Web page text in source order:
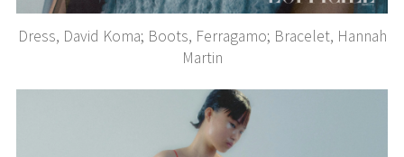
Dress, David Koma; Boots, Ferragamo; Bracelet, Hannah
Martin